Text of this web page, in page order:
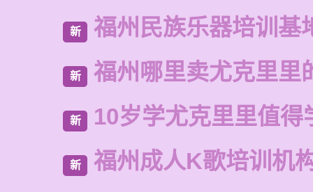
新 福州民族乐器培训基
新 福州哪里卖尤克里里
新 10岁学尤克里里值得
新 福州成人K歌培训机